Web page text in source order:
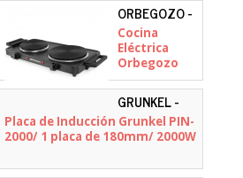
ORBEGOZO -
17623
Cocina
Eléctrica
Orbegozo
PE2855/ 2
placas 155 y
185mm/
1000W -
1500W
GRUNKEL -
PIN-2000
Placa de Inducción Grunkel PIN-
2000/ 1 placa de 180mm/ 2000W